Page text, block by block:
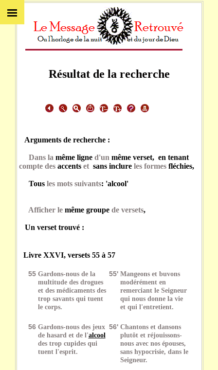
Résultat de la recherche
Arguments de recherche :
Dans la même ligne d'un même verset, en tenant
compte des accents et sans inclureles formes fléchies,
Tous les mots suivants: 'alcool'
Afficher le même groupede versets,
Un verset trouvé :
Livre XXVI, versets 55 à 57
55 Gardons-nous de la
multitude des drogues
et des médicaments des
trop savants qui tuent
le corps.
55' Mangeons et buvons
modérément en
remerciant le Seigneur
qui nous donne la vie
et qui l'entretient.
56 Gardons-nous des jeux
de hasard et de l'alcool
des trop cupides qui
tuent l'esprit.
56' Chantons et dansons
plutôt et réjouissons-
nous avec nos épouses,
sans hypocrisie, dans le
Seigneur.